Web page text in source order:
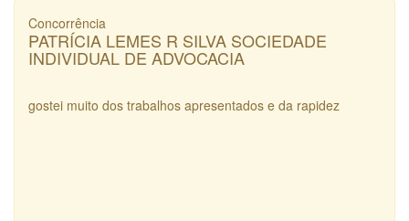
Concorrência
PATRÍCIA LEMES R SILVA SOCIEDADE
INDIVIDUAL DE ADVOCACIA
gostei muito dos trabalhos apresentados e da rapidez